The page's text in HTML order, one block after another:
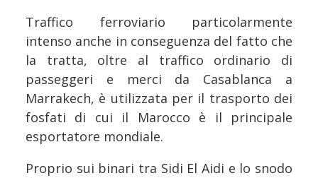
Traffico ferroviario particolarmente
intenso anche in conseguenza del fatto che
la tratta, oltre al traffico ordinario di
passeggeri e merci da Casablanca a
Marrakech, è utilizzata per il trasporto dei
fosfati di cui il Marocco è il principale
esportatore mondiale.
Proprio sui binari tra Sidi El Aidi e lo snodo